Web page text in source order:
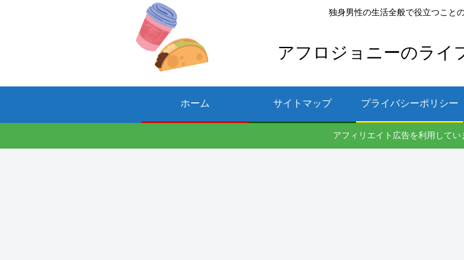
独身男性の生活全般で役立つこと
アフロジョニーのライ
ホーム サイトマップ プライバシーポリシー
アフィリエイト広告を利用してい